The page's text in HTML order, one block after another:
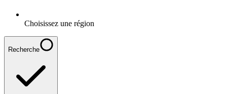
Choisissez une région
Recherche